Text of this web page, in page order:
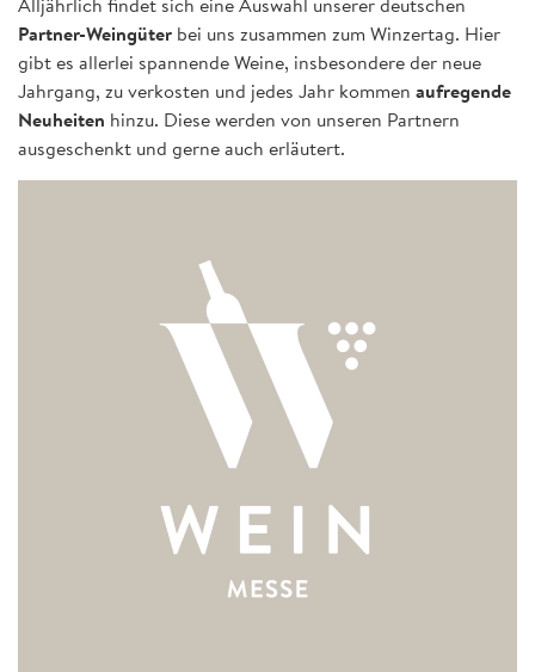
Partner-Weingüter bei uns zusammen zum Winzertag. Hier
gibt es allerlei spannende Weine, insbesondere der neue
Jahrgang, zu verkosten und jedes Jahr kommen aufregende
Neuheiten hinzu. Diese werden von unseren Partnern
ausgeschenkt und gerne auch erläutert.